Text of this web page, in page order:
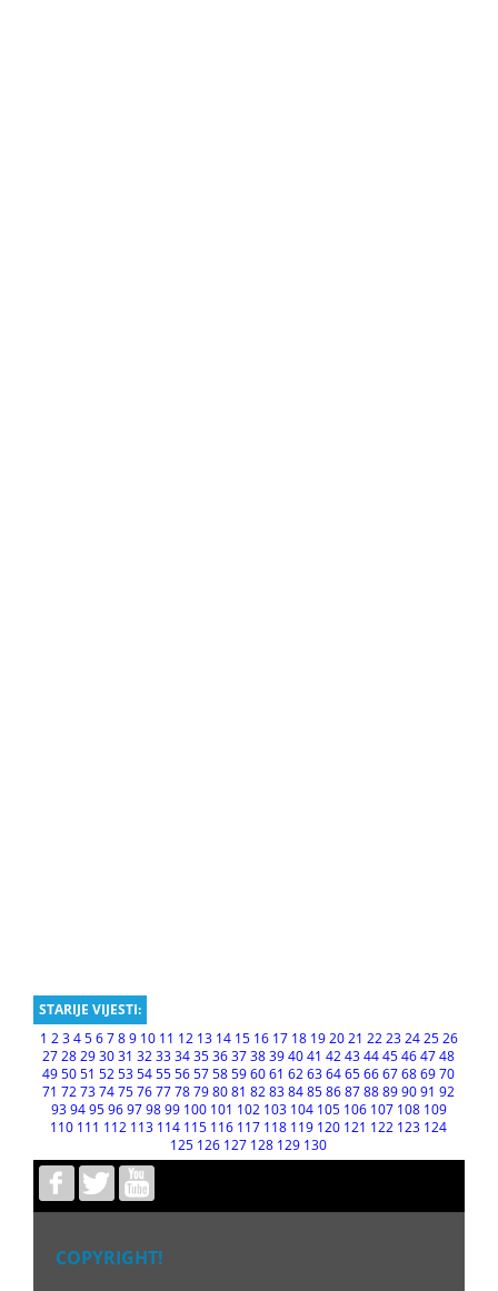
STARIJE VIJESTI:
1 23456789 10 11 12 13 14 15 16 17 18 192021 2223242526
27 28 29 30 31 32 33 34 35 36 37 38 39 40 41 42 43 44 45 46 47 48
49 50 51 52 53 54 55 56 57 58 59 60 61 62 63 64 65 66 67 68 69 70
71 72 73 74 75 76 77 78 79 80 81 82 83 84 85 86 87 88 89 90 91 92
93949596979899 100 101 102 103 104 105 106 107 108 109
110 111 112 113 114 115 116 117 118 119 120 121 122 123 124
125 126 127 128 129 130
COPYRIGHT!